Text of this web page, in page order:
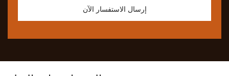
إرسال الاستفسار الآن